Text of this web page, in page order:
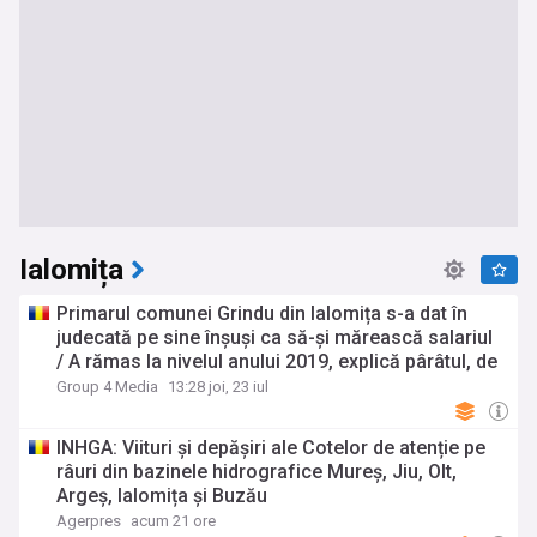
Ialomița
Primarul comunei Grindu din Ialomița s-a dat în
judecată pe sine înșuși ca să-și mărească salariul
/ A rămas la nivelul anului 2019, explică pârâtul, de
ce a inițiat acțiunea
Group 4 Media 13:28 joi, 23 iul
INHGA: Viituri și depășiri ale Cotelor de atenție pe
râuri din bazinele hidrografice Mureș, Jiu, Olt,
Argeș, Ialomița și Buzău
Agerpres acum 21 ore